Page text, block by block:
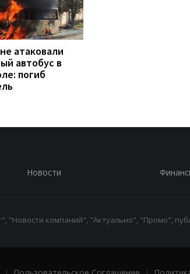
атаковали
автобус в
погиб
Новости
компаний", "Актуально", "Промо",